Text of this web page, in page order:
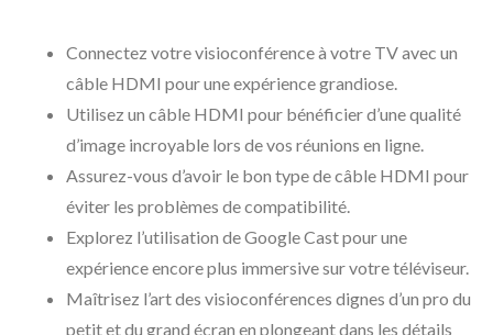
Connectez votre visioconférence à votre TV avec un
câble HDMI pour une expérience grandiose.
Utilisez un câble HDMI pour bénéficier d’une qualité
d’image incroyable lors de vos réunions en ligne.
Assurez-vous d’avoir le bon type de câble HDMI pour
éviter les problèmes de compatibilité.
Explorez l’utilisation de Google Cast pour une
expérience encore plus immersive sur votre téléviseur.
Maîtrisez l’art des visioconférences dignes d’un pro du
petit et du grand écran en plongeant dans les détails